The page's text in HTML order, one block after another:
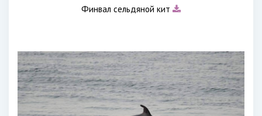
Финвал сельдяной кит